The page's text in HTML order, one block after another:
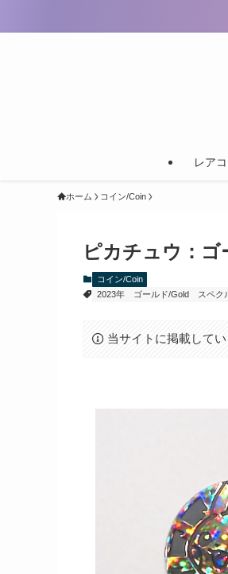
レア
ホーム コイン/Coin
ピカチュウ：
コイン/Coin
2023年
ゴールド/Gold スペク
当サイトに掲載して